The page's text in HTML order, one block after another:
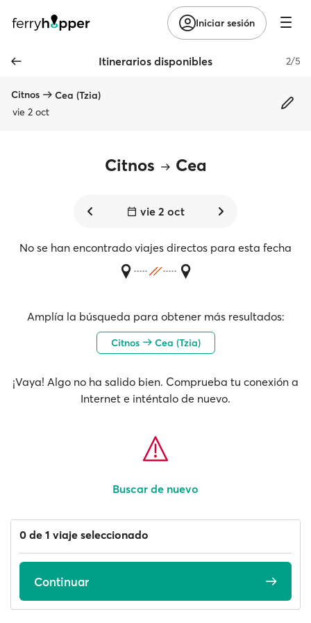
Iniciar sesión
Itinerarios disponibles 2/5
Citnos
Cea (Tzia)
vie 2 oct
Citnos Cea
vie 2 oct
No se han encontrado viajes directos para esta fecha
Amplía la búsqueda para obtener más resultados:
Citnos Cea (Tzia)
¡Vaya! Algo no ha salido bien. Comprueba tu conexión a
Internet e inténtalo de nuevo.
Buscar de nuevo
0 de 1 viaje seleccionado
Continuar